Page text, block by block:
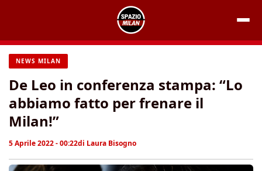
contenuto
NEWS MILAN
De Leo in conferenza stampa: “Lo
abbiamo fatto per frenare il
Milan!”
5 Aprile 2022 - 00:22di Laura Bisogno